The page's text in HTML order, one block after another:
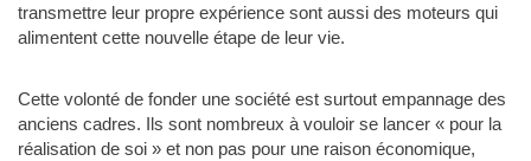
transmettre leur propre expérience sont aussi des moteurs qui
alimentent cette nouvelle étape de leur vie.
Cette volonté de fonder une société est surtout empannage des
anciens cadres. Ils sont nombreux à vouloir se lancer « pour la
réalisation de soi » et non pas pour une raison économique,